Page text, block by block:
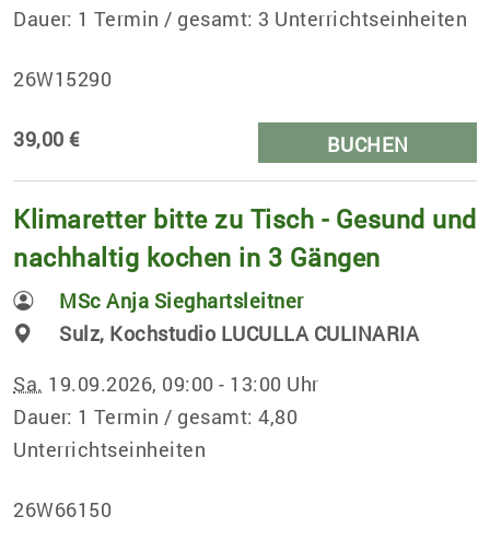
Dauer: 1 Termin / gesamt: 3 Unterrichtseinheiten
26W15290
39,00 € BUCHEN
Klimaretter bitte zu Tisch - Gesund und
nachhaltig kochen in 3 Gängen
MSc Anja Sieghartsleitner
Sulz, Kochstudio LUCULLA CULINARIA
Sa. 19.09.2026, 09:00 - 13:00 Uhr
Dauer: 1 Termin / gesamt: 4,80
Unterrichtseinheiten
26W66150